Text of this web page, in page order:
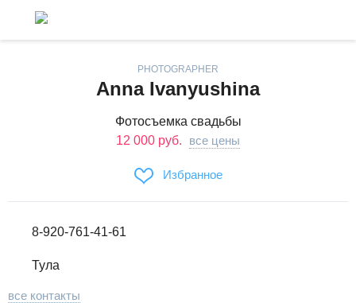
PHOTOGRAPHER
Anna Ivanyushina
Фотосъемка свадьбы
12 000 руб.
все цены
Избранное
8-920-761-41-61
Тула
все контакты